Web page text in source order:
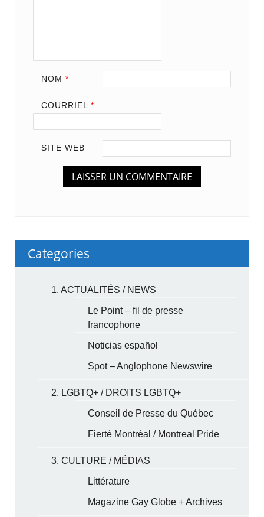
NOM *
COURRIEL *
SITE WEB
Categories
1. ACTUALITÉS / NEWS
Le Point – fil de presse
francophone
Noticias español
Spot – Anglophone Newswire
2. LGBTQ+ / DROITS LGBTQ+
Conseil de Presse du Québec
Fierté Montréal / Montreal Pride
3. CULTURE / MÉDIAS
Littérature
Magazine Gay Globe + Archives